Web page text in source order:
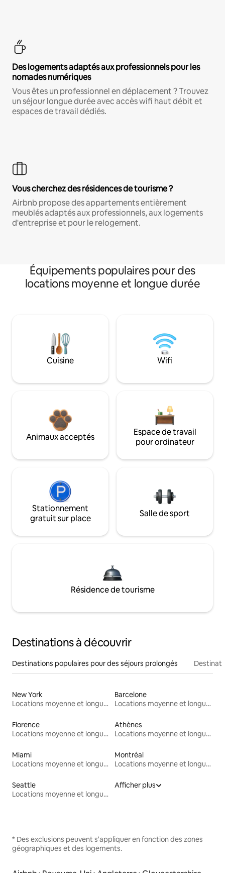
Des logements adaptés aux professionnels pour les
nomades numériques
Vous êtes un professionnel en déplacement ? Trouvez
un séjour longue durée avec accès wifi haut débit et
espaces de travail dédiés.
Vous cherchez des résidences de tourisme ?
Airbnb propose des appartements entièrement
meublés adaptés aux professionnels, aux logements
d'entreprise et pour le relogement.
Équipements populaires pour des
locations moyenne et longue durée
Cuisine Wifi
Animaux acceptés
Espace de travail
pour ordinateur
Stationnement
gratuit sur place
Salle de sport
Résidence de tourisme
Destinations à découvrir
Destinations populaires pour des séjours prolongés
New York
Locations moyenne et longue durée
Barcelone
Locations moyenne et longue durée
Florence
Locations moyenne et longue durée
Athènes
Locations moyenne et longue durée
Miami
Locations moyenne et longue durée
Montréal
Locations moyenne et longue durée
Seattle
Locations moyenne et longue durée
Afficher plus
* Des exclusions peuvent s'appliquer en fonction des zones
géographiques et des logements.